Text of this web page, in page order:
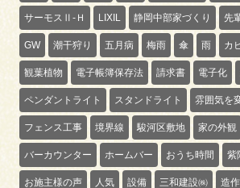
サーモスⅡ-Ｈ LIXIL 静岡中部家づくり 先
GW 潮干狩り 五月病 梅雨 傘 雨 カ
観葉植物 電子帳簿保存法 請求書 電子化
ペンダントライト スタンドライト 雰囲気を
フェンス工事 境界線 駿河区敷地 家の外観
バーカウンター ホームバー おうち時間 紫
お施主様の声 人気 設備 三和建設㈱ 造